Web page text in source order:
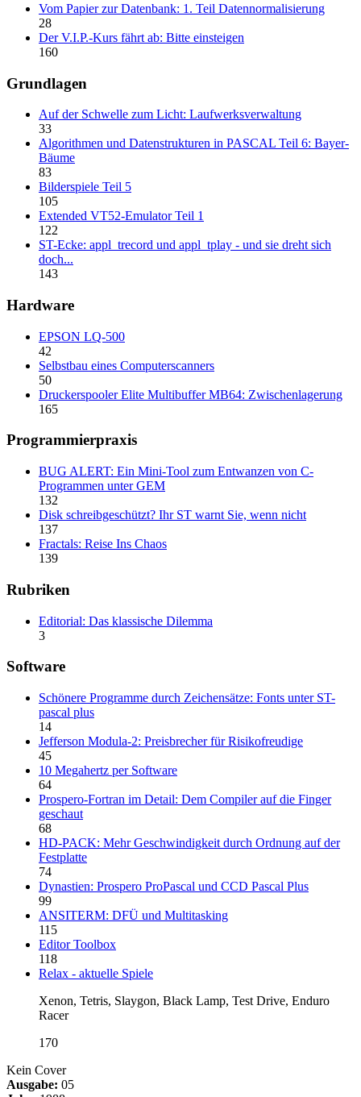
Vom Papier zur Datenbank: 1. Teil Datennormalisierung
28
Der V.I.P.-Kurs fährt ab: Bitte einsteigen
160
Grundlagen
Auf der Schwelle zum Licht: Laufwerksverwaltung
33
Algorithmen und Datenstrukturen in PASCAL Teil 6: Bayer-
Bäume
83
Bilderspiele Teil 5
105
Extended VT52-Emulator Teil 1
122
ST-Ecke: appl_trecord und appl_tplay - und sie dreht sich
doch...
143
Hardware
EPSON LQ-500
42
Selbstbau eines Computerscanners
50
Druckerspooler Elite Multibuffer MB64: Zwischenlagerung
165
Programmierpraxis
BUG ALERT: Ein Mini-Tool zum Entwanzen von C-
Programmen unter GEM
132
Disk schreibgeschützt? Ihr ST warnt Sie, wenn nicht
137
Fractals: Reise Ins Chaos
139
Rubriken
Editorial: Das klassische Dilemma
3
Software
Schönere Programme durch Zeichensätze: Fonts unter ST-
pascal plus
14
Jefferson Modula-2: Preisbrecher für Risikofreudige
45
10 Megahertz per Software
64
Prospero-Fortran im Detail: Dem Compiler auf die Finger
geschaut
68
HD-PACK: Mehr Geschwindigkeit durch Ordnung auf der
Festplatte
74
Dynastien: Prospero ProPascal und CCD Pascal Plus
99
ANSITERM: DFÜ und Multitasking
115
Editor Toolbox
118
Relax - aktuelle Spiele
Xenon, Tetris, Slaygon, Black Lamp, Test Drive, Enduro
Racer
170
Kein Cover
Ausgabe: 05